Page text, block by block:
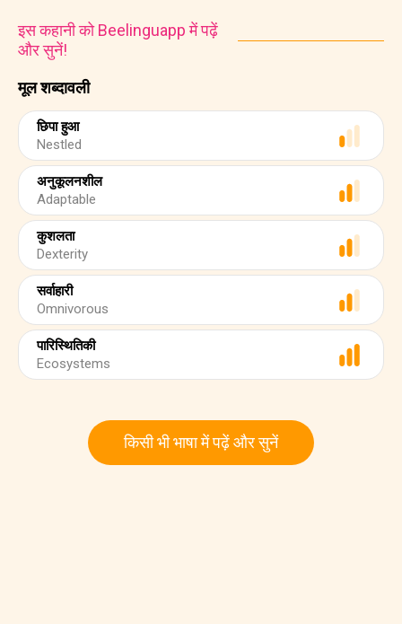
मूल शब्दावली
छिपा हुआ
Nestled
अनुकूलनशील
Adaptable
कुशलता
Dexterity
सर्वाहारी
Omnivorous
पारिस्थितिकी
Ecosystems
इस कहानी को Beelinguapp में पढ़ें
और सुनें!
किसी भी भाषा में पढ़ें और सुनें